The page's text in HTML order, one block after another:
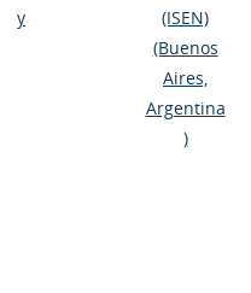
y
(ISEN)
(Buenos
Aires,
Argentina
)